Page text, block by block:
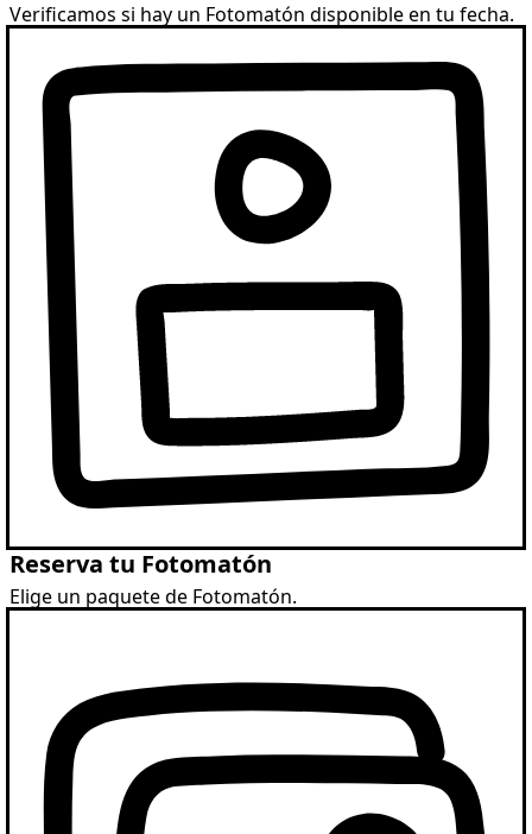
Verificamos si hay un Fotomatón disponible en tu fecha.
Reserva tu Fotomatón
Elige un paquete de Fotomatón.